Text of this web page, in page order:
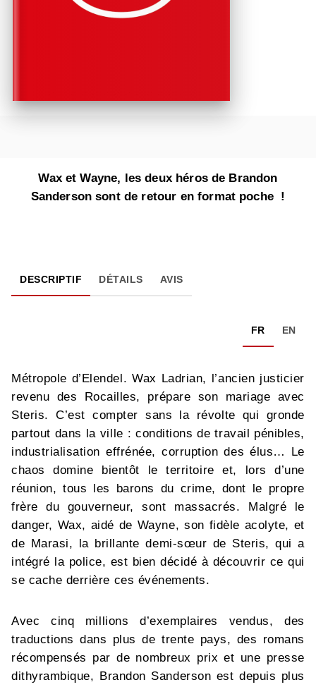
Wax et Wayne, les deux héros de Brandon
Sanderson sont de retour en format poche !
DESCRIPTIF DÉTAILS AVIS
FR EN
Métropole d’Elendel. Wax Ladrian, l’ancien justicier
revenu des Rocailles, prépare son mariage avec
Steris. C’est compter sans la révolte qui gronde
partout dans la ville : conditions de travail pénibles,
industrialisation effrénée, corruption des élus… Le
chaos domine bientôt le territoire et, lors d’une
réunion, tous les barons du crime, dont le propre
frère du gouverneur, sont massacrés. Malgré le
danger, Wax, aidé de Wayne, son fidèle acolyte, et
de Marasi, la brillante demi-sœur de Steris, qui a
intégré la police, est bien décidé à découvrir ce qui
se cache derrière ces événements.
Avec cinq millions d’exemplaires vendus, des
traductions dans plus de trente pays, des romans
récompensés par de nombreux prix et une presse
dithyrambique, Brandon Sanderson est depuis plus